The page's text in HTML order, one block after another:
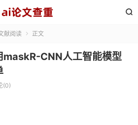

献阅读  正文
maskR-CNN人工智能模型
(0)